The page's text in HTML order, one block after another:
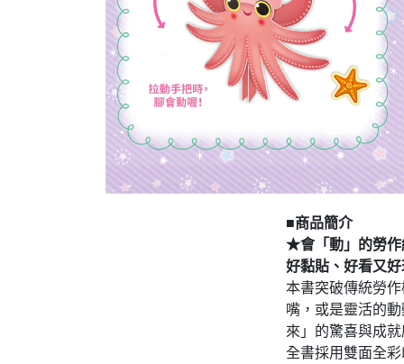
■商品簡介
★會「動」的勞
好黏貼、好看又
本書突破傳統勞
嘴，或是靈活的
來」的驚喜與成
全書採用雙面全